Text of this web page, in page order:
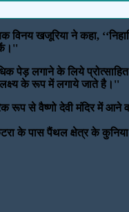
विनय खजूरिया ने कहा,
पेड़ लगाने के लिये
लक्ष्य के रूप में लगाये जाते है।''
रूप से वैष्णो देवी मंदिर में
के पास पैंथल क्षेत्र के